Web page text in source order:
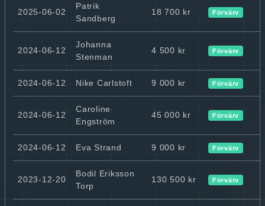
2025-06-02
Patrik
Sandberg
18 700 kr Förvärv
2024-06-12
Johanna
Stenman
4 500 kr Förvärv
2024-06-12 Nike Carlstoft 9 000 kr Förvärv
2024-06-12
Caroline
Engström
45 000 kr Förvärv
2024-06-12 Eva Strand 9 000 kr Förvärv
2023-12-20
Bodil Eriksson
Torp
130 500 kr Förvärv